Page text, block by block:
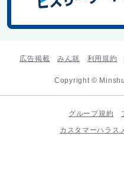
広告掲載 みん就 利用規約
Copyright ©
グループ規約
カスタマーハラス